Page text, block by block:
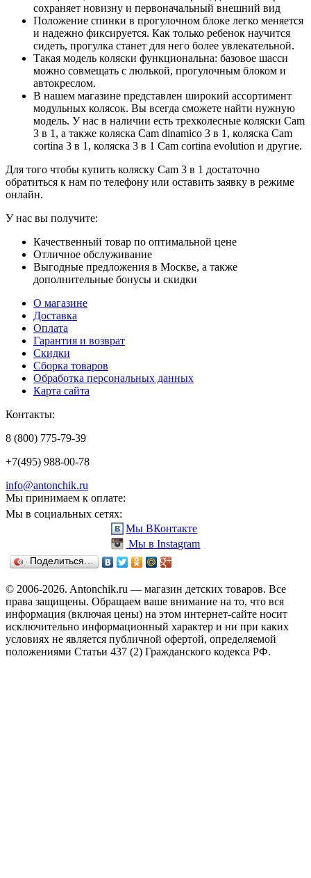
сохраняет новизну и первоначальный внешний вид
Положение спинки в прогулочном блоке легко меняется
и надежно фиксируется. Как только ребенок научится
сидеть, прогулка станет для него более увлекательной.
Такая модель коляски функциональна: базовое шасси
можно совмещать с люлькой, прогулочным блоком и
автокреслом.
В нашем магазине представлен широкий ассортимент
модульных колясок. Вы всегда сможете найти нужную
модель. У нас в наличии есть трехколесные коляски Сam
3 в 1, а также коляска Сam dinamico 3 в 1, коляска Сam
cortina 3 в 1, коляска 3 в 1 Сam cortina evolution и другие.
Для того чтобы купить коляску Сam 3 в 1 достаточно
обратиться к нам по телефону или оставить заявку в режиме
онлайн.
У нас вы получите:
Качественный товар по оптимальной цене
Отличное обслуживание
Выгодные предложения в Москве, а также
дополнительные бонусы и скидки
О магазине
Доставка
Оплата
Гарантия и возврат
Скидки
Сборка товаров
Обработка персональных данных
Карта сайта
Контакты:
8 (800) 775-79-39
+7(495) 988-00-78
info@antonchik.ru
Мы принимаем к оплате:
Мы в социальных сетях:
Мы ВКонтакте
Мы в Instagram
Поделиться…
© 2006-2026. Antonchik.ru — магазин детских товаров. Все
права защищены. Обращаем ваше внимание на то, что вся
информация (включая цены) на этом интернет-сайте носит
исключительно информационный характер и ни при каких
условиях не является публичной офертой, определяемой
положениями Статьи 437 (2) Гражданского кодекса РФ.